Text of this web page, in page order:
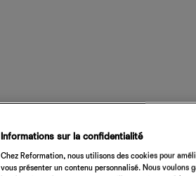
Informations sur la confidentialité
Chez Reformation, nous utilisons des cookies pour
vous présenter un contenu personnalisé. Nous